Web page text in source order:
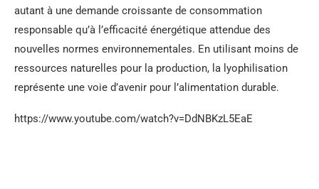
autant à une demande croissante de consommation
responsable qu’à l’efficacité énergétique attendue des
nouvelles normes environnementales. En utilisant moins de
ressources naturelles pour la production, la lyophilisation
représente une voie d’avenir pour l’alimentation durable.
https://www.youtube.com/watch?v=DdNBKzL5EaE